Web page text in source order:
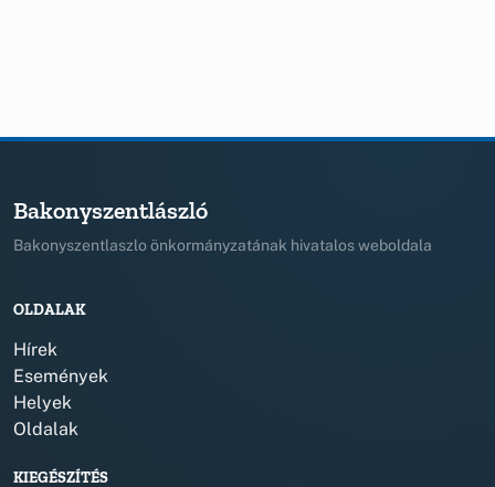
Bakonyszentlászló
Bakonyszentlaszlo önkormányzatának hivatalos weboldala
OLDALAK
Hírek
Események
Helyek
Oldalak
KIEGÉSZÍTÉS